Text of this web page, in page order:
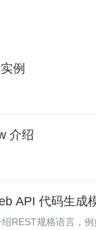
例
介绍
API 代码生成
REST规格语言，